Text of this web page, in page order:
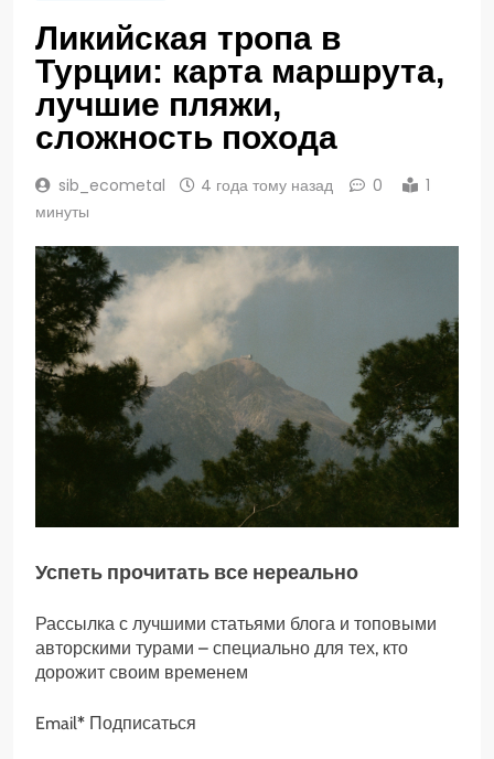
Ликийская тропа в
Турции: карта маршрута,
лучшие пляжи,
сложность похода
sib_ecometal 4 года тому назад 0
1
минуты
Успеть прочитать все нереально
Рассылка с лучшими статьями блога и топовыми
авторскими турами – специально для тех, кто
дорожит своим временем
Email* Подписаться